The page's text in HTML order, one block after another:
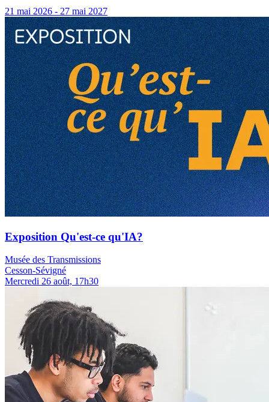
21 mai 2026 - 27 mai 2027
Exposition Qu'est-ce qu'IA?
Musée des Transmissions
Cesson-Sévigné
Mercredi 26 août, 17h30